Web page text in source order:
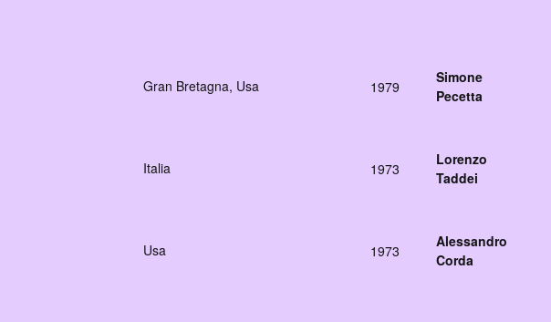
Gran Bretagna, Usa 1979
Simone
Pecetta
Italia 1973
Lorenzo
Taddei
Usa 1973
Alessandro
Corda